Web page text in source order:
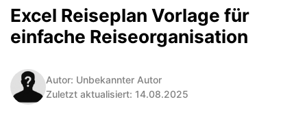
Excel Reiseplan Vorlage für
einfache Reiseorganisation
Autor: Unbekannter Autor
Zuletzt aktualisiert: 14.08.2025